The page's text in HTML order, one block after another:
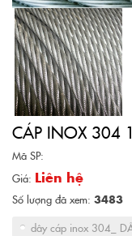
CÁP INOX 304
Mã SP:
Giá: Liên hệ
Số lượng đã xem: 3483
dây cáp inox 304_